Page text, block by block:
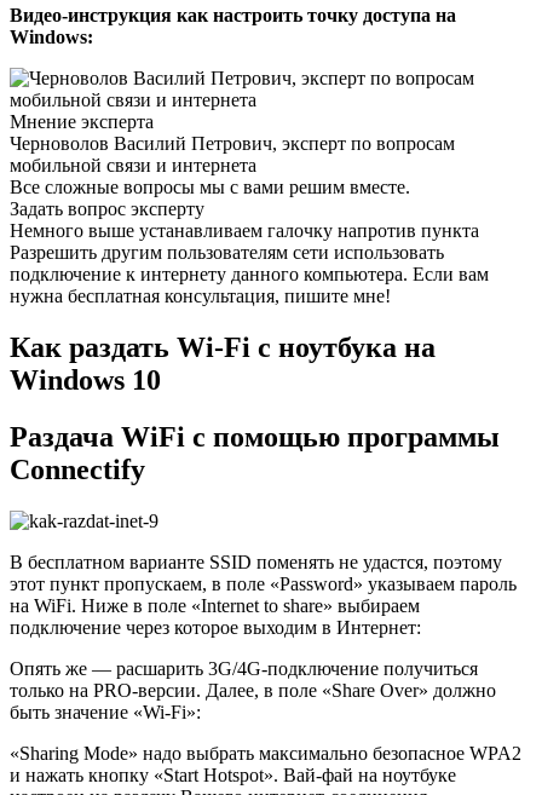
Видео-инструкция как настроить точку доступа на
Windows:
Мнение эксперта
Черноволов Василий Петрович, эксперт по вопросам
мобильной связи и интернета
Все сложные вопросы мы с вами решим вместе.
Задать вопрос эксперту
Немного выше устанавливаем галочку напротив пункта
Разрешить другим пользователям сети использовать
подключение к интернету данного компьютера. Если вам
нужна бесплатная консультация, пишите мне!
Как раздать Wi-Fi с ноутбука на
Windows 10
Раздача WiFi с помощью программы
Connectify
В бесплатном варианте SSID поменять не удастся, поэтому
этот пункт пропускаем, в поле «Password» указываем пароль
на WiFi. Ниже в поле «Internet to share» выбираем
подключение через которое выходим в Интернет:
Опять же — расшарить 3G/4G-подключение получиться
только на PRO-версии. Далее, в поле «Share Over» должно
быть значение «Wi-Fi»:
«Sharing Mode» надо выбрать максимально безопасное WPA2
и нажать кнопку «Start Hotspot». Вай-фай на ноутбуке